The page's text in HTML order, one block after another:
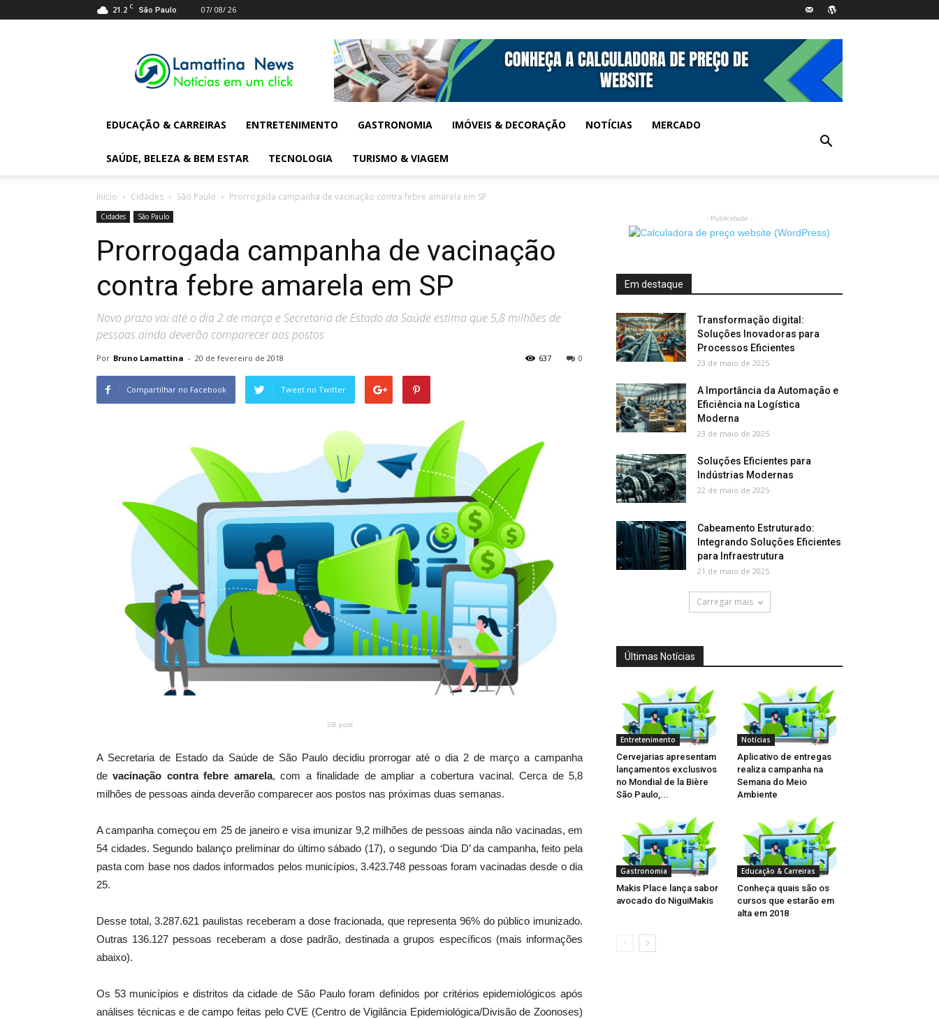
21.2 C São Paulo 07/ 08/ 26
Digital
News
EDUCAÇÃO & CARREIRAS ENTRETENIMENTO GASTRONOMIA IMÓVEIS & DECORAÇÃO NOTÍCIAS MERCADO
SAÚDE, BELEZA & BEM ESTAR TECNOLOGIA TURISMO & VIAGEM
Inicio Cidades São Paulo Prorrogada campanha de vacinação contra febre amarela em SP
Cidades São Paulo
Prorrogada campanha de vacinação
contra febre amarela em SP
Novo prazo vai até o dia 2 de março e Secretaria de Estado da Saúde estima que 5,8 milhões de
pessoas ainda deverão comparecer aos postos
Por Bruno Lamattina - 20 de fevereiro de 2018 0
637
Compartilhar no Facebook Tweet no Twitter
SB post
A Secretaria de Estado da Saúde de São Paulo decidiu prorrogar até o dia 2 de março a campanha
devacinação contra febre amarela, com a finalidade de ampliar a cobertura vacinal. Cerca de 5,8
milhões de pessoas ainda deverão comparecer aos postos nas próximas duas semanas.
A campanha começou em 25 de janeiro e visa imunizar 9,2 milhões de pessoas ainda não vacinadas, em
54 cidades. Segundo balanço preliminar do último sábado (17), o segundo ‘Dia D’ da campanha, feito pela
pasta com base nos dados informados pelos municípios, 3.423.748 pessoas foram vacinadas desde o dia
25.
Desse total, 3.287.621 paulistas receberam a dose fracionada, que representa 96% do público imunizado.
Outras 136.127 pessoas receberam a dose padrão, destinada a grupos específicos (mais informações
abaixo).
Os 53 municípios e distritos da cidade de São Paulo foram definidos por critérios epidemiológicos após
análises técnicas e de campo feitas pelo CVE (Centro de Vigilância Epidemiológica/Divisão de Zoonoses)
- Publicidade -
Em destaque
Transformação digital:
Soluções Inovadoras para
Processos Eficientes
23 de maio de 2025
A Importância da Automação e
Eficiência na Logística
Moderna
23 de maio de 2025
Soluções Eficientes para
Indústrias Modernas
22 de maio de 2025
Cabeamento Estruturado:
Integrando Soluções Eficientes
para Infraestrutura
21 de maio de 2025
Carregar mais
Últimas Notícias
Entretenimento
Cervejarias apresentam
lançamentos exclusivos
no Mondial de la Bière
São Paulo,...
Notícias
Aplicativo de entregas
realiza campanha na
Semana do Meio
Ambiente
Gastronomia
Makis Place lança sabor
avocado do NiguiMakis
Educação & Carreiras
Conheça quais são os
cursos que estarão em
alta em 2018